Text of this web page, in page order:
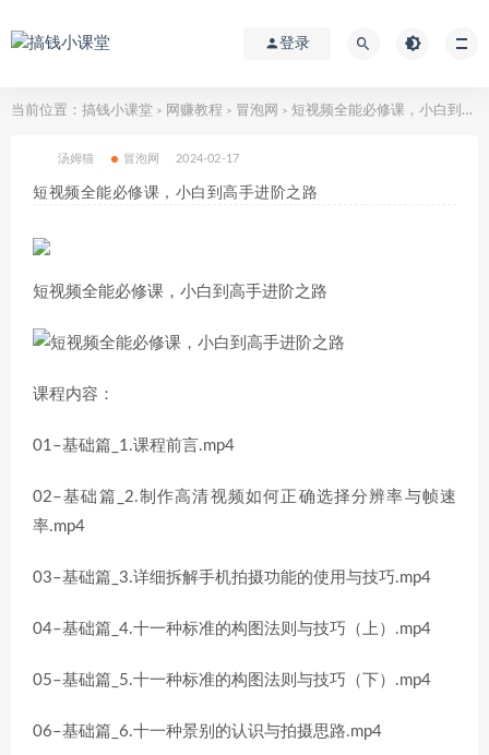
登录
当前位置： 搞钱小课堂 > 网赚教程 > 冒泡网 > 短视频全能必修课，小白到高手进阶之路
汤姆猫 冒泡网 2024-02-17
短视频全能必修课，小白到高手进阶之路
短视频全能必修课，小白到高手进阶之路
课程内容：
01–基础篇_1.课程前言.mp4
02–基础篇_2.制作高清视频如何正确选择分辨率与帧速
率.mp4
03–基础篇_3.详细拆解手机拍摄功能的使用与技巧.mp4
04–基础篇_4.十一种标准的构图法则与技巧（上）.mp4
05–基础篇_5.十一种标准的构图法则与技巧（下）.mp4
06–基础篇_6.十一种景别的认识与拍摄思路.mp4